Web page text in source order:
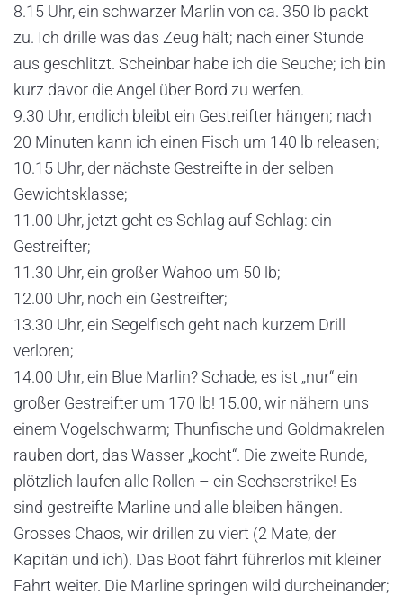
8.15 Uhr, ein schwarzer Marlin von ca. 350 lb packt
zu. Ich drille was das Zeug hält; nach einer Stunde
aus geschlitzt. Scheinbar habe ich die Seuche; ich bin
kurz davor die Angel über Bord zu werfen.
9.30 Uhr, endlich bleibt ein Gestreifter hängen; nach
20 Minuten kann ich einen Fisch um 140 lb releasen;
10.15 Uhr, der nächste Gestreifte in der selben
Gewichtsklasse;
11.00 Uhr, jetzt geht es Schlag auf Schlag: ein
Gestreifter;
11.30 Uhr, ein großer Wahoo um 50 lb;
12.00 Uhr, noch ein Gestreifter;
13.30 Uhr, ein Segelfisch geht nach kurzem Drill
verloren;
14.00 Uhr, ein Blue Marlin? Schade, es ist „nur“ ein
großer Gestreifter um 170 lb! 15.00, wir nähern uns
einem Vogelschwarm; Thunfische und Goldmakrelen
rauben dort, das Wasser „kocht“. Die zweite Runde,
plötzlich laufen alle Rollen – ein Sechserstrike! Es
sind gestreifte Marline und alle bleiben hängen.
Grosses Chaos, wir drillen zu viert (2 Mate, der
Kapitän und ich). Das Boot fährt führerlos mit kleiner
Fahrt weiter. Die Marline springen wild durcheinander;